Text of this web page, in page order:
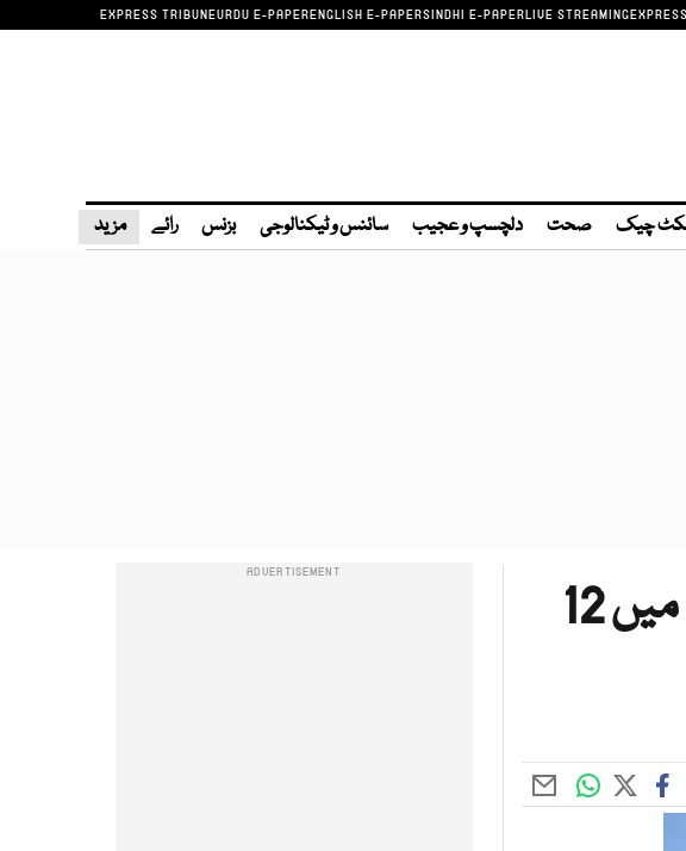
EXPRESS TRIBUNEURDU E-PAPERENGLISH E-PAPERSINDHI E-PAPERLIVE STREAMING
چیک صحت دلچسپ و عجیب سائنس و ٹیکنالوجی بزنس رائے مزید
سپریم کورٹ نے سگی بیٹی سے جنسی زیادتی کے الزام میں 12